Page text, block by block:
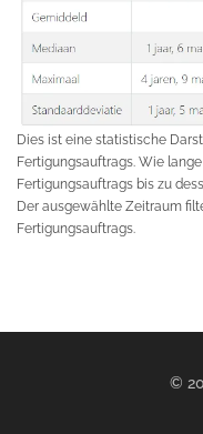
Dies ist eine statistische
Fertigungsauftrags. Wie
Fertigungsauftrags bis zu
Der ausgewählte Zeitraum
Fertigungsauftrags.
©